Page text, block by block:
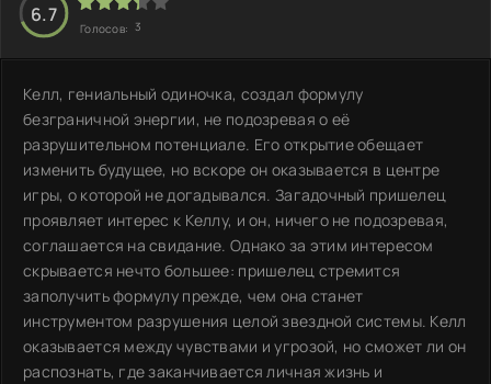
6.7
Голосов: 3
Келл, гениальный одиночка, создал формулу
безграничной энергии, не подозревая о её
разрушительном потенциале. Его открытие обещает
изменить будущее, но вскоре он оказывается в центре
игры, о которой не догадывался. Загадочный пришелец
проявляет интерес к Келлу, и он, ничего не подозревая,
соглашается на свидание. Однако за этим интересом
скрывается нечто большее: пришелец стремится
заполучить формулу прежде, чем она станет
инструментом разрушения целой звездной системы. Келл
оказывается между чувствами и угрозой, но сможет ли он
распознать, где заканчивается личная жизнь и